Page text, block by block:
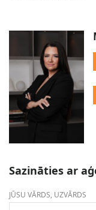
Sazināties ar
JŪSU VĀRDS, UZVĀRDS